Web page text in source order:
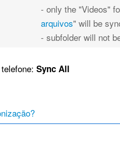
- only the "Videos"
arquivos" will be
- subfolder will not
telefone:Sync All